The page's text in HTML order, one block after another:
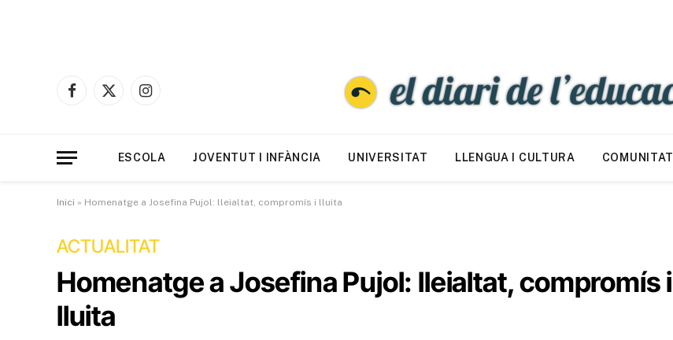
Facebook
X
Instagram
ESCOLA JOVENTUT I INFÀNCIA UNIVERSITAT LLENGUA I CULTURA COMUNITAT
Inici » Homenatge a Josefina Pujol: lleialtat, compromís i lluita
ACTUALITAT
Homenatge a Josefina Pujol: lleialtat, compromís i
lluita